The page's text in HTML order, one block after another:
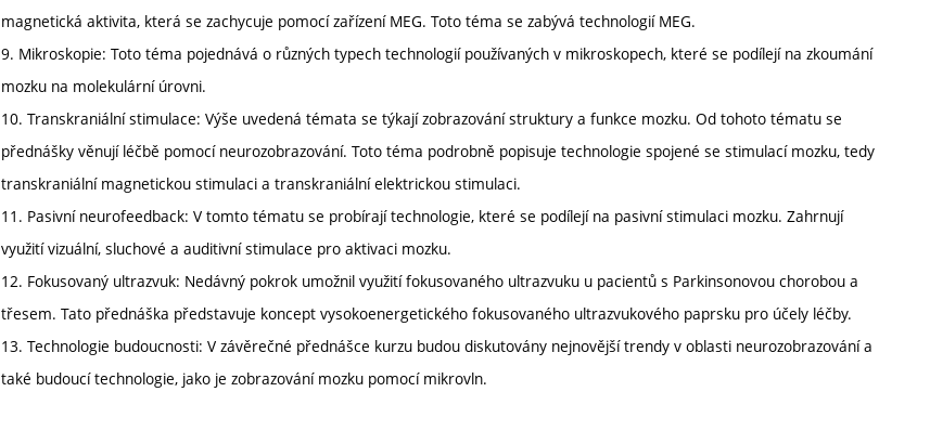
magnetická aktivita, která se zachycuje pomocí zařízení MEG. Toto téma se zabývá technologií MEG.
9. Mikroskopie: Toto téma pojednává o různých typech technologií používaných v mikroskopech, které se podílejí na zkoumání
mozku na molekulární úrovni.
10. Transkraniální stimulace: Výše uvedená témata se týkají zobrazování struktury a funkce mozku. Od tohoto tématu se
přednášky věnují léčbě pomocí neurozobrazování. Toto téma podrobně popisuje technologie spojené se stimulací mozku, tedy
transkraniální magnetickou stimulaci a transkraniální elektrickou stimulaci.
11. Pasivní neurofeedback: V tomto tématu se probírají technologie, které se podílejí na pasivní stimulaci mozku. Zahrnují
využití vizuální, sluchové a auditivní stimulace pro aktivaci mozku.
12. Fokusovaný ultrazvuk: Nedávný pokrok umožnil využití fokusovaného ultrazvuku u pacientů s Parkinsonovou chorobou a
třesem. Tato přednáška představuje koncept vysokoenergetického fokusovaného ultrazvukového paprsku pro účely léčby.
13. Technologie budoucnosti: V závěrečné přednášce kurzu budou diskutovány nejnovější trendy v oblasti neurozobrazování a
také budoucí technologie, jako je zobrazování mozku pomocí mikrovln.